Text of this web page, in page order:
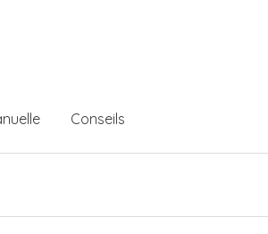
Conseils